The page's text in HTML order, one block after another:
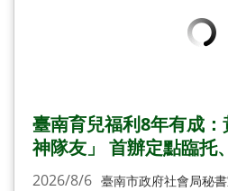
臺南育兒福利8年有成
神隊友」 首辦定點臨托
民安心生養
2026/8/6 臺南市政府社會局秘